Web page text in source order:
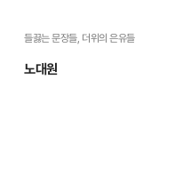
들끓는 문장들, 더위의 은유들
노대원